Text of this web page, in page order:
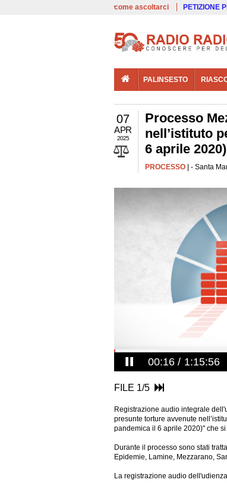
come ascoltarci PETIZIONE
PALINSESTO
07
APR
2025
Processo
nell’istituto
6 aprile 2020)
PROCESSO | - Santa
00:16 1:15:56
FILE 1/5
Registrazione audio integrale
presunte torture avvenute
pandemica il 6 aprile 2020)" che
Durante il processo sono stati
Epidemie, Lamine, Mezzarano,
La registrazione audio